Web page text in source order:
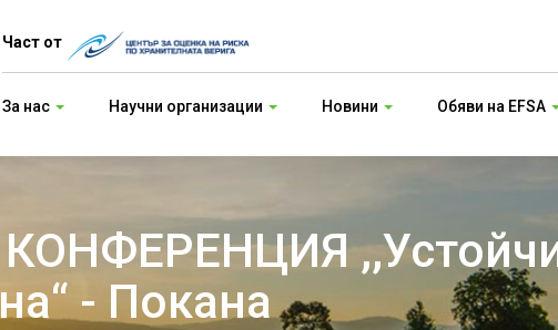
Част от
За нас Научни организации Новини Обяви на EFSA
- Покана